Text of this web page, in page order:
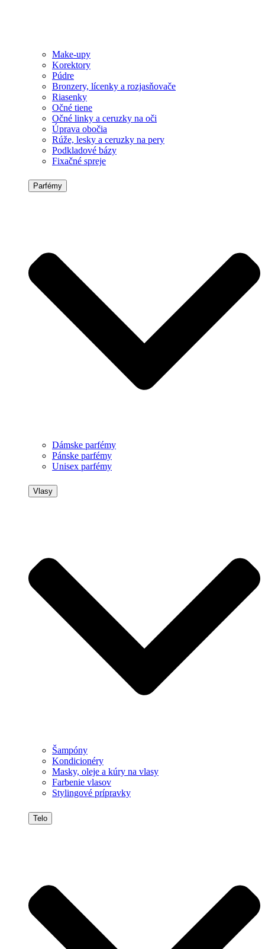
Make-upy
Korektory
Púdre
Bronzery, lícenky a rozjasňovače
Riasenky
Očné tiene
Očné linky a ceruzky na oči
Úprava obočia
Rúže, lesky a ceruzky na pery
Podkladové bázy
Fixačné spreje
Parfémy
Dámske parfémy
Pánske parfémy
Unisex parfémy
Vlasy
Šampóny
Kondicionéry
Masky, oleje a kúry na vlasy
Farbenie vlasov
Stylingové prípravky
Telo